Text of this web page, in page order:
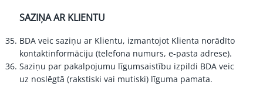
SAZIŅA AR KLIENTU
BDA veic saziņu ar Klientu, izmantojot Klienta norādīto
kontaktinformāciju (telefona numurs, e-pasta adrese).
Saziņu par pakalpojumu līgumsaistību izpildi BDA veic
uz noslēgtā (rakstiski vai mutiski) līguma pamata.